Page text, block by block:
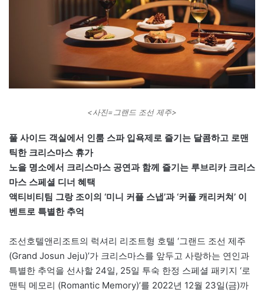
<사진=그랜드 조선 제주>
풀 사이드 객실에서 인룸 스파 입욕제로 즐기는 달콤하고 로맨
틱한 크리스마스 휴가
노을 명소에서 크리스마스 공연과 함께 즐기는 루브리카 크리스
마스 스페셜 디너 혜택
액티비티팀 그랑 조이의 ‘미니 커플 스냅’과 ‘커플 캐리커쳐’ 이
벤트로 특별한 추억
조선호텔앤리조트의 럭셔리 리조트형 호텔 ‘그랜드 조선 제주
(Grand Josun Jeju)’가 크리스마스를 앞두고 사랑하는 연인과
특별한 추억을 선사할 24일, 25일 투숙 한정 스페셜 패키지 ‘로
맨틱 메모리 (Romantic Memory)’를 2022년 12월 23일(금)까